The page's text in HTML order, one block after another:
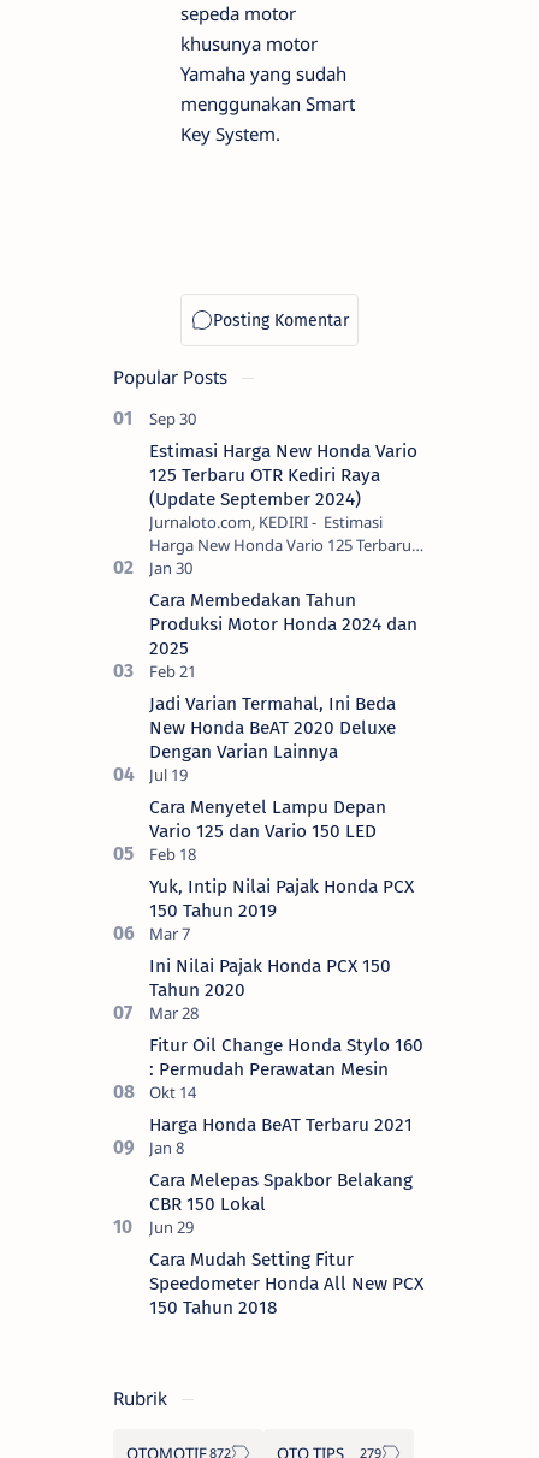
sepeda motor
khusunya motor
Yamaha yang sudah
menggunakan Smart
Key System.
Popular Posts
Estimasi Harga New Honda Vario
125 Terbaru OTR Kediri Raya
(Update September 2024)
Jurnaloto.com, KEDIRI - Estimasi
Harga New Honda Vario 125 Terbaru
OTR Kediri Raya (Update September
2024) Brosis sekalian, PT Astra Honda
Motor (AH…
Cara Membedakan Tahun
Produksi Motor Honda 2024 dan
2025
Jadi Varian Termahal, Ini Beda
New Honda BeAT 2020 Deluxe
Dengan Varian Lainnya
Cara Menyetel Lampu Depan
Vario 125 dan Vario 150 LED
Yuk, Intip Nilai Pajak Honda PCX
150 Tahun 2019
Ini Nilai Pajak Honda PCX 150
Tahun 2020
Fitur Oil Change Honda Stylo 160
: Permudah Perawatan Mesin
Harga Honda BeAT Terbaru 2021
Cara Melepas Spakbor Belakang
CBR 150 Lokal
Cara Mudah Setting Fitur
Speedometer Honda All New PCX
150 Tahun 2018
Rubrik
OTOMOTIF OTO TIPS